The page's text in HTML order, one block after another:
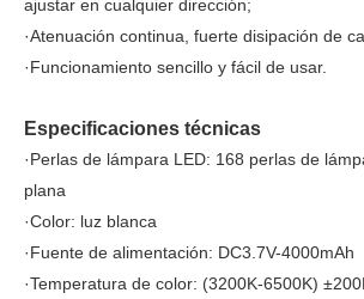
ajustar en cualquier dirección;
·Atenuación continua, fuerte disipación de
·Funcionamiento sencillo y fácil de usar.
Especificaciones técnicas
·Perlas de lámpara LED: 168 perlas de
plana
·Color: luz blanca
·Fuente de alimentación: DC3.7V-4000mAh
·Temperatura de color: (3200K-6500K)